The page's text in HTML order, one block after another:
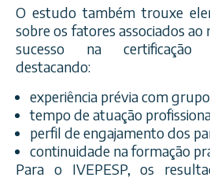
O estudo também trouxe
sobre os fatores associados
sucesso na certificação
destacando:
experiência prévia com
tempo de atuação
perfil de engajamento dos
continuidade na formação
Para o IVEPESP, os